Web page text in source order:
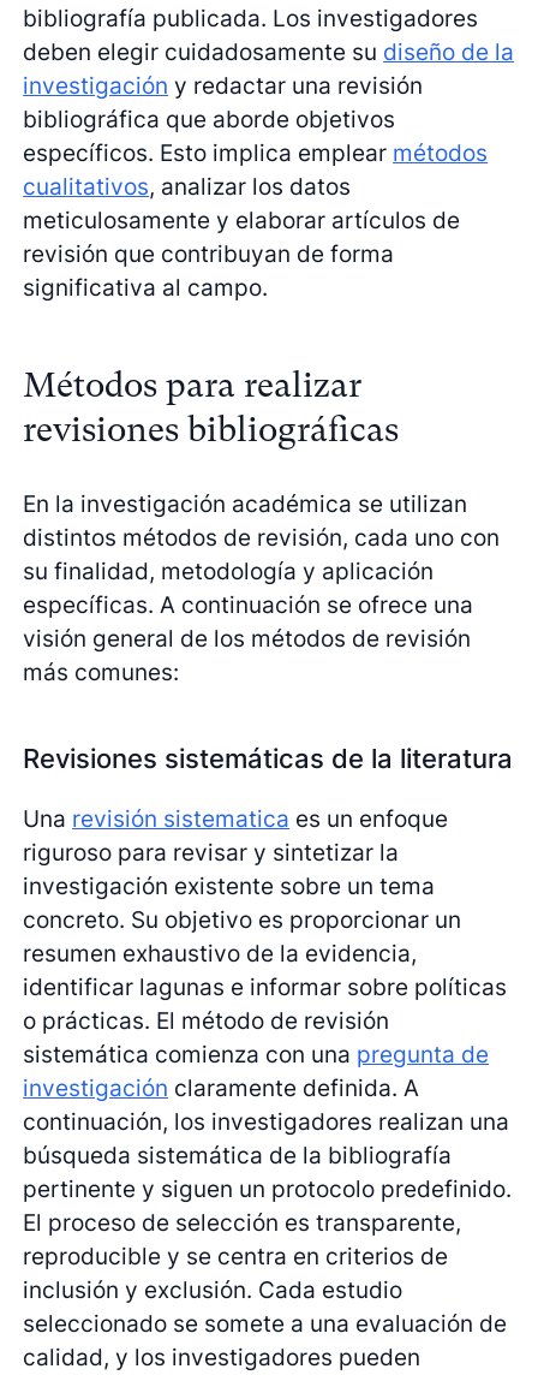
bibliografía publicada. Los investigadores
deben elegir cuidadosamente su diseño de la
investigación y redactar una revisión
bibliográfica que aborde objetivos
específicos. Esto implica emplear métodos
cualitativos, analizar los datos
meticulosamente y elaborar artículos de
revisión que contribuyan de forma
significativa al campo.
Métodos para realizar
revisiones bibliográficas
En la investigación académica se utilizan
distintos métodos de revisión, cada uno con
su finalidad, metodología y aplicación
específicas. A continuación se ofrece una
visión general de los métodos de revisión
más comunes:
Revisiones sistemáticas de la literatura
Una revisión sistematica es un enfoque
riguroso para revisar y sintetizar la
investigación existente sobre un tema
concreto. Su objetivo es proporcionar un
resumen exhaustivo de la evidencia,
identificar lagunas e informar sobre políticas
o prácticas. El método de revisión
sistemática comienza con una pregunta de
investigación claramente definida. A
continuación, los investigadores realizan una
búsqueda sistemática de la bibliografía
pertinente y siguen un protocolo predefinido.
El proceso de selección es transparente,
reproducible y se centra en criterios de
inclusión y exclusión. Cada estudio
seleccionado se somete a una evaluación de
calidad, y los investigadores pueden